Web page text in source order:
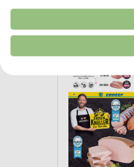
Verwendung
Erstellung von Profilen
Erstellung von Profilen
Verwendung von
Messung der